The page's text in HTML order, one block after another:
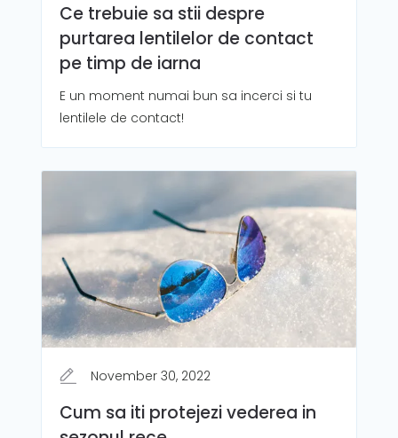
Ce trebuie sa stii despre
purtarea lentilelor de contact
pe timp de iarna
E un moment numai bun sa incerci si tu
lentilele de contact!
November 30, 2022
Cum sa iti protejezi vederea in